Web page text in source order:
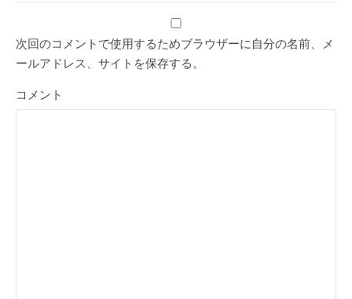
次回のコメントで使用するためブラウザーに自分の名前、メ
ールアドレス、サイトを保存する。
コメント